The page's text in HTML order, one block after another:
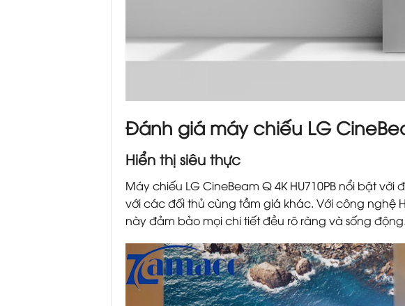
Đánh giá máy chiếu LG
Hiển thị siêu thực
Máy chiếu LG CineBeam Q 4K HU710PB nổi bật
với các đối thủ cùng tầm giá khác. Với công nghệ
này đảm bảo mọi chi tiết đều rõ ràng và sống động.